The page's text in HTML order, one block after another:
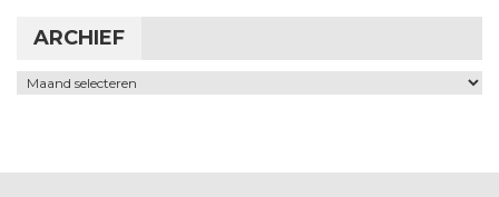
ARCHIEF
Archief